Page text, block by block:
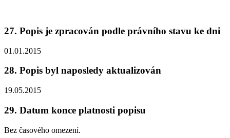
27. Popis je zpracován podle právního stavu ke dni
01.01.2015
28. Popis byl naposledy aktualizován
19.05.2015
29. Datum konce platnosti popisu
Bez časového omezení.